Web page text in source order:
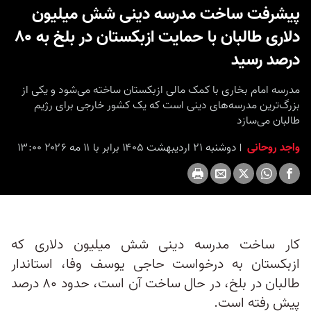
seconds
پیشرفت ساخت مدرسه دینی شش میلیون
دلاری طالبان با حمایت ازبکستان در بلخ به ۸۰
درصد رسید
مدرسه امام بخاری با کمک مالی ازبکستان ساخته می‌شود و یکی از
بزرگ‌ترین مدرسه‌های دینی است که یک کشور خارجی برای رژیم
طالبان می‌سازد
واجد روحانی
دوشنبه ۲۱ اردیبهشت ۱۴۰۵ برابر با ۱۱ مه ۲۰۲۶ ۱۳:۰۰
کار ساخت مدرسه دینی شش میلیون دلاری که
ازبکستان به درخواست حاجی یوسف وفا، استاندار
طالبان در بلخ، در حال ساخت آن است، حدود ۸۰ درصد
پیش رفته است.